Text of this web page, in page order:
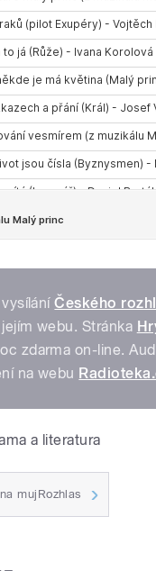
vysíláníČeského
webu. Stránka
zdarma on-line.
na webu
a literatura
mujRozhlas